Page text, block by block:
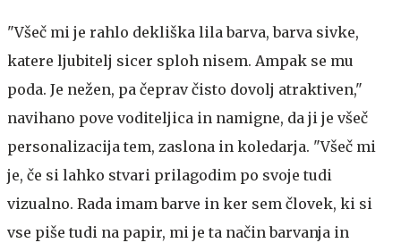
"Všeč mi je rahlo dekliška lila barva, barva sivke,
katere ljubitelj sicer sploh nisem. Ampak se mu
poda. Je nežen, pa čeprav čisto dovolj atraktiven,"
navihano pove voditeljica in namigne, da ji je všeč
personalizacija tem, zaslona in koledarja. "Všeč mi
je, če si lahko stvari prilagodim po svoje tudi
vizualno. Rada imam barve in ker sem človek, ki si
vse piše tudi na papir, mi je ta način barvanja in